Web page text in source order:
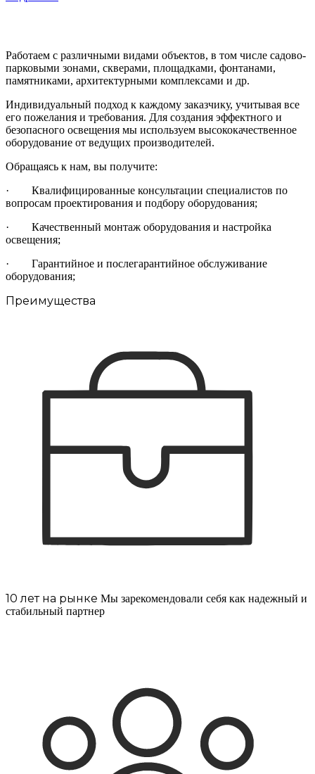
Работаем с различными видами объектов, в том числе садово-
парковыми зонами, скверами, площадками, фонтанами,
памятниками, архитектурными комплексами и др.
Индивидуальный подход к каждому заказчику, учитывая все
его пожелания и требования. Для создания эффектного и
безопасного освещения мы используем высококачественное
оборудование от ведущих производителей.
Обращаясь к нам, вы получите:
· Квалифицированные консультации специалистов по
вопросам проектирования и подбору оборудования;
· Качественный монтаж оборудования и настройка
освещения;
· Гарантийное и послегарантийное обслуживание
оборудования;
Преимущества
10 лет на рынке Мы зарекомендовали себя как надежный и
стабильный партнер